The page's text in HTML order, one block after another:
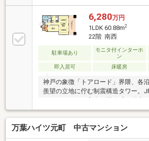
放感南西向きの窓から差し込む光と
■憧れの「神戸山手ライフ」が、ここ
す。都会の喧騒を忘れさせてくれる
待っています。神戸・明石のマンシ
にお任せください！JR三ノ宮駅まで
ーラウンジ・ゲストルームあり。室
す。☆即日現地ご案内可能です☆年
します☆ローンに不安な方もお任せ
金ゼロ円プランもあります
6,280万円
1LDK 60.88m2
22階 南西
駐車場あり
モニタ付インターホ
ン
即入居可 床暖房
神戸の象徴「トアロード」界隈、各
羨望の立地に佇む制震構造タワー。
リアならではの高台の開放感が魅力
の街並みから海、背後の六甲山系ま
がります。周辺は「コープ山手」や
歩2分圏内に揃う、利便と潤いが調和
テルライクな内廊下やコンシェルジ
万葉ハイツ元町 中古マンション